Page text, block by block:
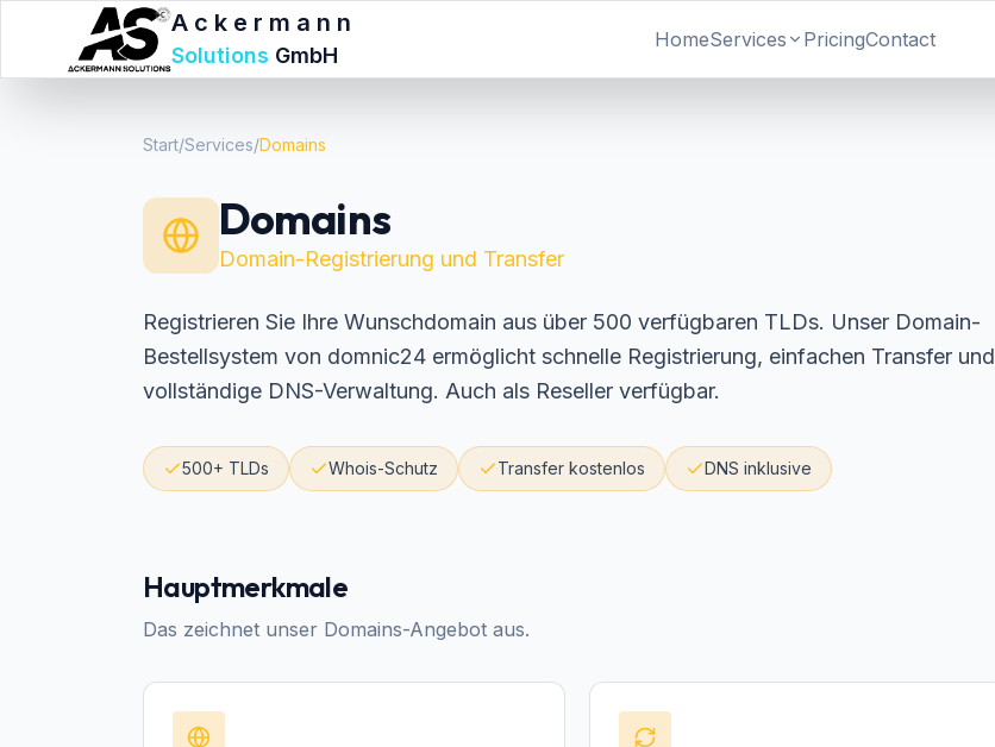
Ackermann
Solutions GmbH
HomeServices PricingContact
Start/Services/Domains
Domains
Domain-Registrierung und Transfer
Registrieren Sie Ihre Wunschdomain aus über 500 verfügbaren TLDs. Unser Domain-
Bestellsystem von domnic24 ermöglicht schnelle Registrierung, einfachen Transfer und
vollständige DNS-Verwaltung. Auch als Reseller verfügbar.
500+ TLDs Whois-Schutz Transfer kostenlos DNS inklusive
Hauptmerkmale
Das zeichnet unser Domains-Angebot aus.